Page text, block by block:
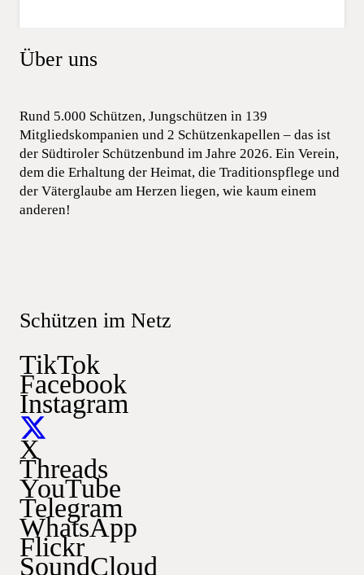
Über uns
Rund 5.000 Schützen, Jungschützen in 139
Mitgliedskompanien und 2 Schützenkapellen – das ist
der Südtiroler Schützenbund im Jahre 2026. Ein Verein,
dem die Erhaltung der Heimat, die Traditionspflege und
der Väterglaube am Herzen liegen, wie kaum einem
anderen!
Schützen im Netz
TikTok
Facebook
Instagram
X
Threads
YouTube
Telegram
WhatsApp
Flickr
SoundCloud